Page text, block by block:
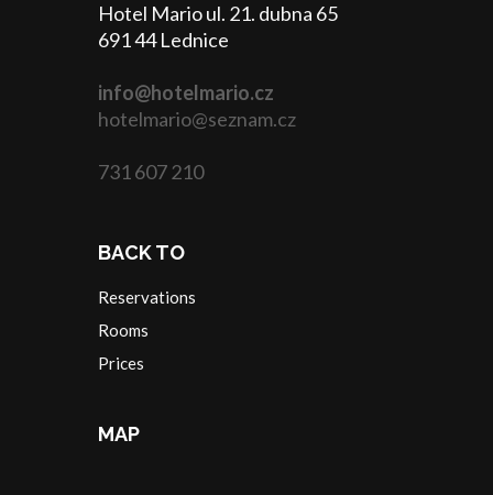
Hotel Mario ul. 21. dubna 65
691 44 Lednice
info@hotelmario.cz
hotelmario@seznam.cz
731 607 210
BACK TO
Reservations
Rooms
Prices
MAP